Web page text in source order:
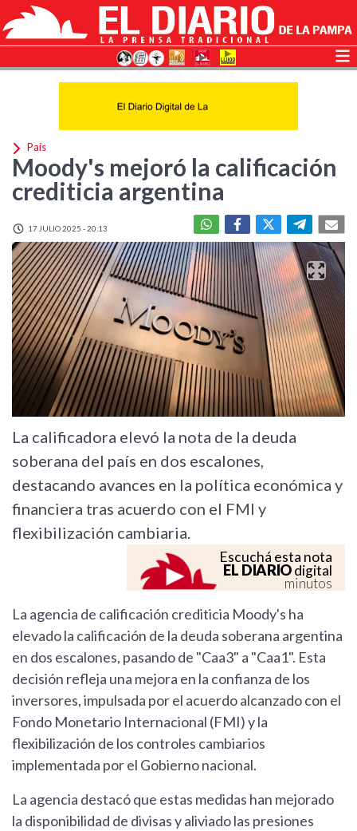
País
Moody's mejoró la calificación
crediticia argentina
17 JULIO 2025 - 20:13
La calificadora elevó la nota de la deuda
soberana del país en dos escalones,
destacando avances en la política económica y
financiera tras acuerdo con el FMI y
flexibilización cambiaria.
Escuchá esta nota
EL DIARIOdigital
minutos
La agencia de calificación crediticia Moody's ha
elevado la calificación de la deuda soberana argentina
en dos escalones, pasando de "Caa3" a "Caa1". Esta
decisión refleja una mejora en la confianza de los
inversores, impulsada por el acuerdo alcanzado con el
Fondo Monetario Internacional (FMI) y la
flexibilización de los controles cambiarios
implementada por el Gobierno nacional.
La agencia destacó que estas medidas han mejorado
la disponibilidad de divisas y aliviado las presiones